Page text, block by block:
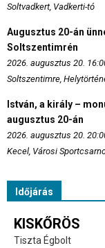
Soltvadkert, Vadkerti-tó
Augusztus 20-án
Soltszentimrén
2026. augusztus 20.
Soltszentimre,
István, a király –
augusztus 20-án
2026. augusztus 20.
Kecel, Városi
Időjárás
KISKŐRÖS
Tiszta Égbolt